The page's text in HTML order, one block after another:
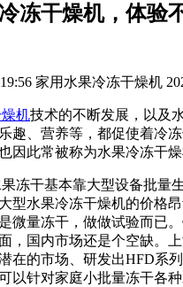
冻干燥机，体验
家用水果冷冻干燥机
机技术的不断发展，以及
趣、营养等，都促使着冷
因此常被称为水果冷冻干燥
冻干基本靠大型设备批量
型水果冷冻干燥机的价格
微量冻干，做做试验而已
，国内市场还是个空缺。
在的市场、研发出HFD系
以针对家庭小批量冻干各